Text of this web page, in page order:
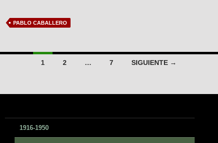
PABLO CABALLERO
Navegación
entradas
1 2 … 7 SIGUIENTE →
1916-1950